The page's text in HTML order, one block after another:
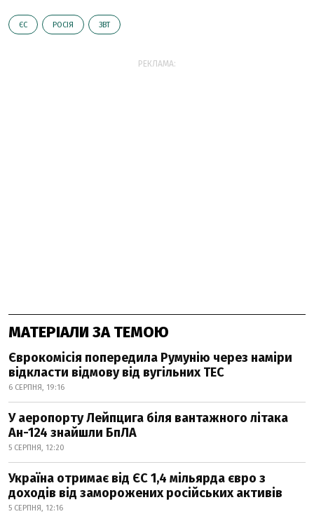
ЄС РОСІЯ ЗВТ
РЕКЛАМА:
МАТЕРІАЛИ ЗА ТЕМОЮ
Єврокомісія попередила Румунію через наміри
відкласти відмову від вугільних ТЕС
6 СЕРПНЯ, 19:16
У аеропорту Лейпцига біля вантажного літака
Ан-124 знайшли БпЛА
5 СЕРПНЯ, 12:20
Україна отримає від ЄС 1,4 мільярда євро з
доходів від заморожених російських активів
5 СЕРПНЯ, 12:16